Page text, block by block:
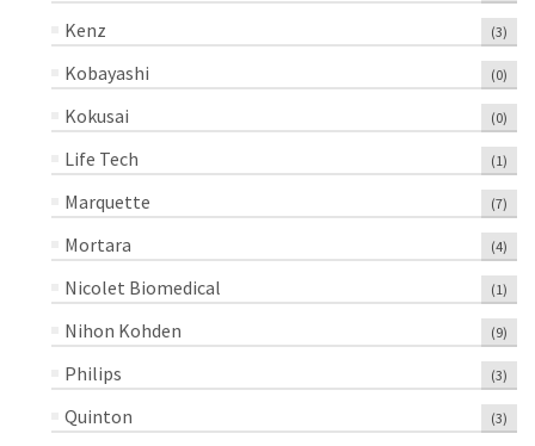
Kenz (3)
Kobayashi (0)
Kokusai (0)
Life Tech (1)
Marquette (7)
Mortara (4)
Nicolet Biomedical (1)
Nihon Kohden (9)
Philips (3)
Quinton (3)